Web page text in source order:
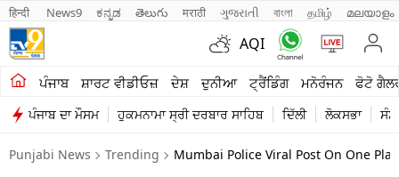
हिन्दी News9 ಕನ್ನಡ తెలుగు मराठी ગુજરાતી বাংলা தமிழ் മലയാളം
AQI
ਪੰਜਾਬ ਸ਼ਾਰਟ ਵੀਡੀਓਜ਼ ਦੇਸ਼ ਦੁਨੀਆ ਟ੍ਰੈਂਡਿੰਗ ਮਨੋਰੰਜਨ ਫੋਟੋ
ਪੰਜਾਬ ਦਾ ਮੌਸਮ ਹੁਕਮਨਾਮਾ ਸ੍ਰੀ ਦਰਬਾਰ ਸਾਹਿਬ ਦਿੱਲੀ ਲੋਕਸਭਾ
ਖੇਤੀਬਾੜੀ
ਸ਼ਾਰਟ ਵੀਡੀਓਜ਼
ਕਾਰੋਬਾਰ
Punjabi News Trending Mumbai Police Viral Post On One